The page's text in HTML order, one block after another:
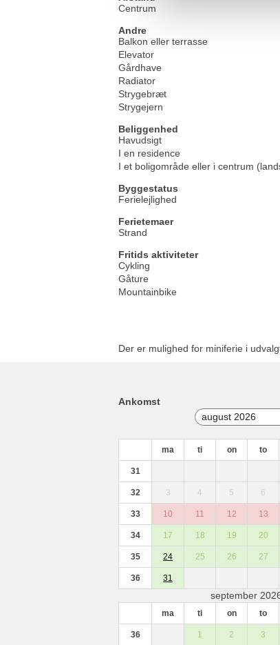
Centrum
Andre
Balkon eller terrasse
Elevator
Gårdhave
Radiator
Strygebræt
Strygejern
Beliggenhed
Havudsigt
I en residence
I et boligområde eller i centrum
Byggestatus
Ferielejlighed
Ferietemaer
Strand
Fritids aktiviteter
Cykling
Gåture
Mountainbike
Der er mulighed for miniferie i
Ankomst
ma ti on to
31
32 3 4 5 6
33 10 11 12 13
34 17 18 19 20
35 24 25 26 27
36 31
september
ma ti on to
36 1 2 3